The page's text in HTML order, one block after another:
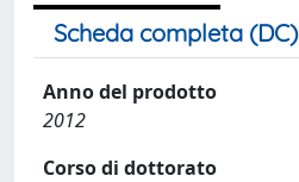
Scheda completa (DC)
Anno del prodotto
2012
Corso di dottorato